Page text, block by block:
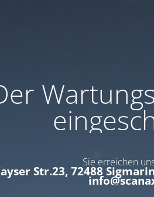
Sie erreichen
Str.23, 72488